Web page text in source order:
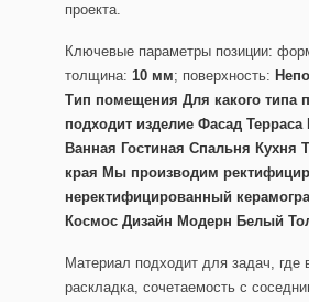
проекта.
Ключевые параметры позиции:
толщина: 10 мм; поверхность:
Тип помещения Для какого типа
подходит изделие Фасад Терраса
Ванная Гостиная Спальня Кухня
края Мы производим
неректифицированный
Космос Дизайн Модерн Белый
Материал подходит для задач, где
раскладка, сочетаемость с